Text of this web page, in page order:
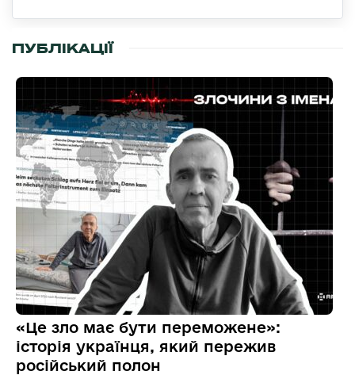
ПУБЛІКАЦІЇ
«Це зло має бути переможене»:
історія українця, який пережив
російський полон